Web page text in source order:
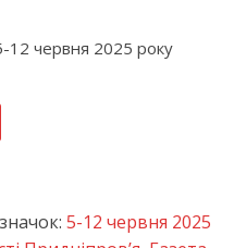
12 червня 2025 року
5-12 червня 2025